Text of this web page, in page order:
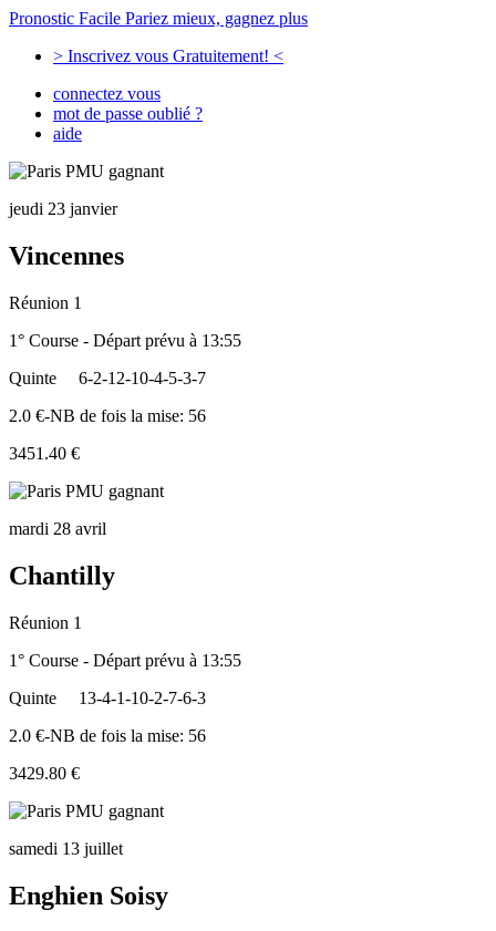
Pronostic Facile Pariez mieux, gagnez plus
> Inscrivez vous Gratuitement! <
connectez vous
mot de passe oublié ?
aide
jeudi 23 janvier
Vincennes
Réunion 1
1° Course - Départ prévu à 13:55
Quinte
6-2-12-10-4-5-3-7
2.0 €-NB de fois la mise: 56
3451.40 €
mardi 28 avril
Chantilly
Réunion 1
1° Course - Départ prévu à 13:55
Quinte
13-4-1-10-2-7-6-3
2.0 €-NB de fois la mise: 56
3429.80 €
samedi 13 juillet
Enghien Soisy